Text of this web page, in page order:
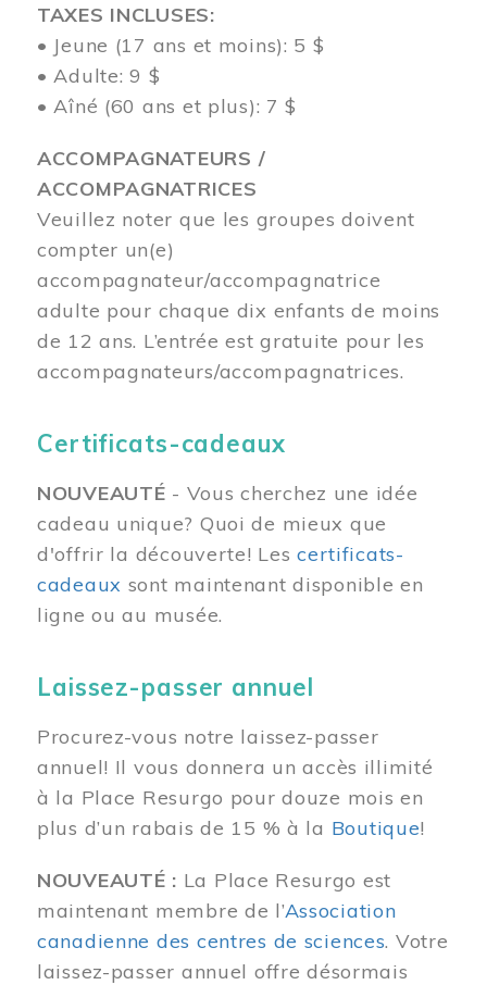
TAXES INCLUSES:
• Jeune (17 ans et moins): 5 $
• Adulte: 9 $
• Aîné (60 ans et plus): 7 $
ACCOMPAGNATEURS /
ACCOMPAGNATRICES
Veuillez noter que les groupes doivent
compter un(e)
accompagnateur/accompagnatrice
adulte pour chaque dix enfants de moins
de 12 ans. L’entrée est gratuite pour les
accompagnateurs/accompagnatrices.
Certificats-cadeaux
NOUVEAUTÉ - Vous cherchez une idée
cadeau unique? Quoi de mieux que
d'offrir la découverte! Lescertificats-
cadeaux sont maintenant disponible en
ligne ou au musée.
Laissez-passer annuel
Procurez-vous notre laissez-passer
annuel! Il vous donnera un accès illimité
à la Place Resurgo pour douze mois en
plus d’un rabais de 15 % à la Boutique!
NOUVEAUTÉ : La Place Resurgo est
maintenant membre de l’Association
canadienne des centres de sciences. Votre
laissez-passer annuel offre désormais